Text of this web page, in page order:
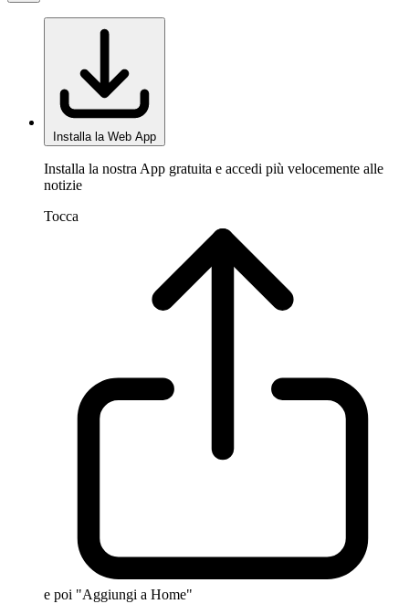
Installa la Web App
Installa la nostra App gratuita e accedi più velocemente alle
notizie
Tocca
e poi "Aggiungi a Home"